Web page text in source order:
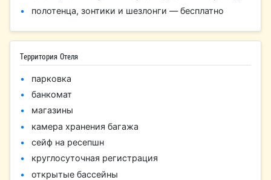
полотенца, зонтики и шезлонги — бесплатно
Территория Отеля
парковка
банкомат
магазины
камера хранения багажа
сейф на ресепшн
круглосуточная регистрация
открытые бассейны